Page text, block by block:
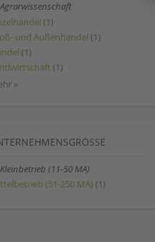
Agrarwissenschaft
(1)
und Außenhandel (1)
(1)
(1)
»
Kleinbetrieb (11-50 MA)
(51-250 MA) (1)